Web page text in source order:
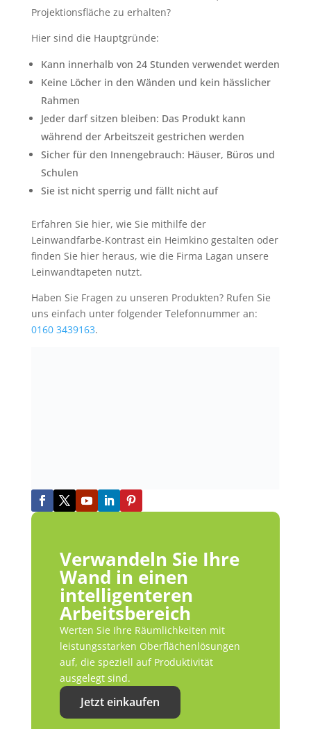
Projektionsfläche zu erhalten?
Hier sind die Hauptgründe:
Kann innerhalb von 24 Stunden verwendet werden
Keine Löcher in den Wänden und kein hässlicher
Rahmen
Jeder darf sitzen bleiben: Das Produkt kann
während der Arbeitszeit gestrichen werden
Sicher für den Innengebrauch: Häuser, Büros und
Schulen
Sie ist nicht sperrig und fällt nicht auf
Erfahren Sie hier, wie Sie mithilfe der
Leinwandfarbe-Kontrast ein Heimkino gestalten oder
finden Sie hier heraus, wie die Firma Lagan unsere
Leinwandtapeten nutzt.
Haben Sie Fragen zu unseren Produkten? Rufen Sie
uns einfach unter folgender Telefonnummer an:
0160 3439163.
Verwandeln Sie Ihre
Wand in einen
intelligenteren
Arbeitsbereich
Werten Sie Ihre Räumlichkeiten mit
leistungsstarken Oberflächenlösungen
auf, die speziell auf Produktivität
ausgelegt sind.
Jetzt einkaufen